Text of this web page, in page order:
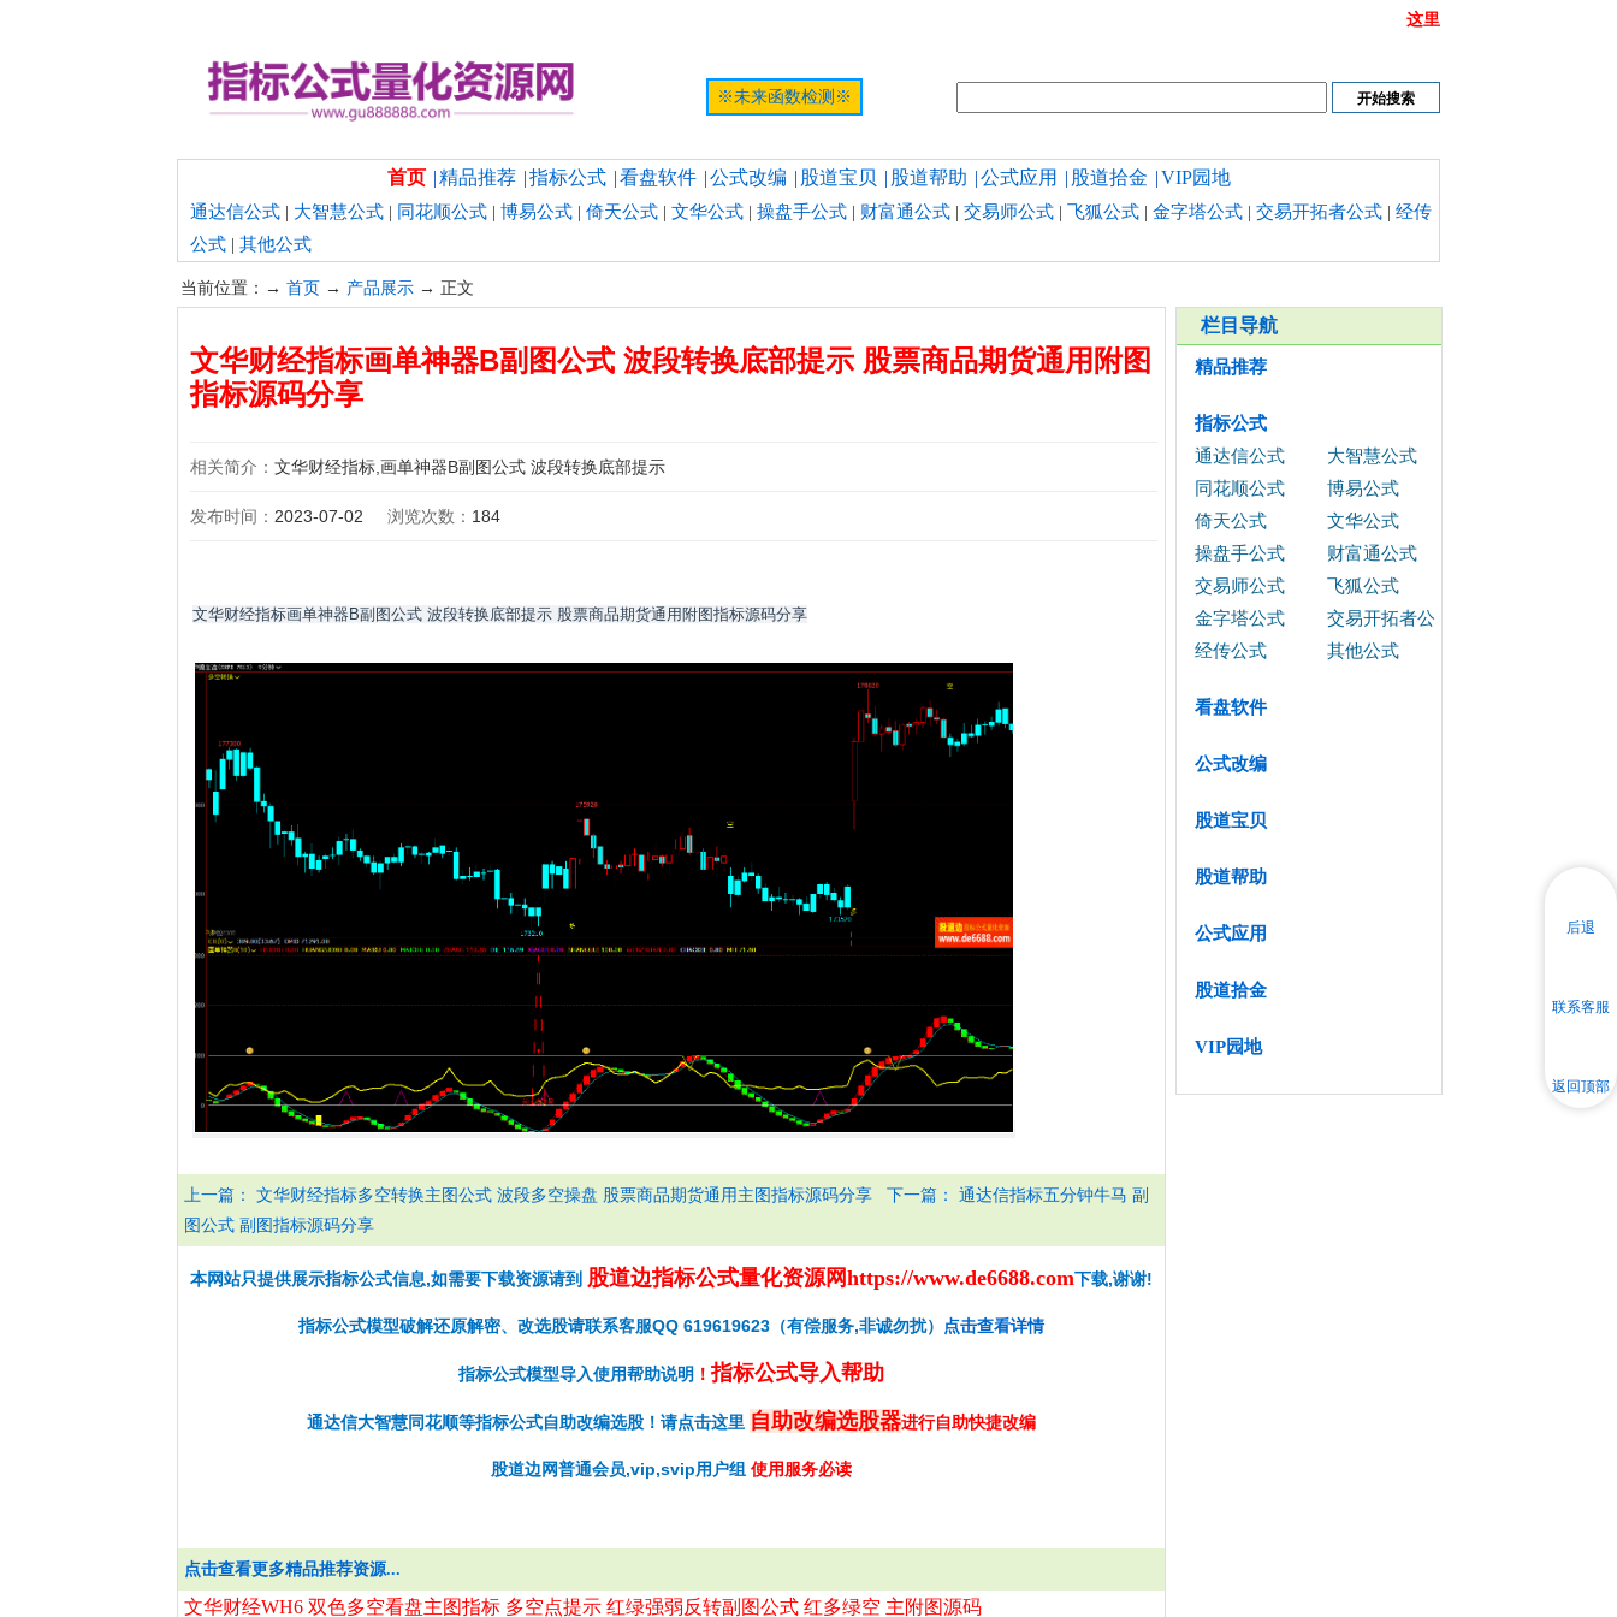
这里
※未来函数检测※
首页 |精品推荐 |指标公式 |看盘软件 |公式改编 | 股道宝贝 | 股道帮助 |公式应用 | 股道拾金 |VIP园地
通达信公式 | 大智慧公式 | 同花顺公式 | 博易公式 | 倚天公式 | 文华公式 | 操盘手公式 | 财富通公式 | 交易师公式 | 飞狐公式 | 金字塔公式 | 交易开拓者公式 | 经传
公式 | 其他公式
当前位置：→ 首页 → 产品展示 → 正文
文华财经指标画单神器B副图公式 波段转换底部提示 股票商品期货通用附图
指标源码分享
相关简介： 文华财经指标,画单神器B副图公式 波段转换底部提示
发布时间： 2023-07-02 浏览次数： 184
文华财经指标画单神器B副图公式 波段转换底部提示 股票商品期货通用附图指标源码分享
上一篇： 文华财经指标多空转换主图公式 波段多空操盘 股票商品期货通用主图指标源码分享 下一篇： 通达信指标五分钟牛马 副
图公式 副图指标源码分享
本网站只提供展示指标公式信息,如需要下载资源请到 股道边指标公式量化资源网https://www.de6688.com下载,谢谢!
指标公式模型破解还原解密、改选股请联系客服QQ 619619623（有偿服务,非诚勿扰） 点击查看详情
指标公式模型导入使用帮助说明 ！指标公式导入帮助
通达信大智慧同花顺等指标公式自助改编选股！请点击这里 自助改编选股器进行自助快捷改编
股道边网普通会员,vip,svip用户组 使用服务必读
点击查看更多精品推荐资源...
文华财经WH6 双色多空看盘主图指标 多空点提示 红绿强弱反转副图公式 红多绿空 主附图源码
栏目导航
精品推荐
指标公式
通达信公式
大智慧公式
同花顺公式
博易公式
倚天公式
文华公式
操盘手公式
财富通公式
交易师公式
飞狐公式
金字塔公式
交易开拓者公
式
经传公式 其他公式
看盘软件
公式改编
股道宝贝
股道帮助
公式应用
股道拾金
VIP园地
后退
联系客服
返回顶部